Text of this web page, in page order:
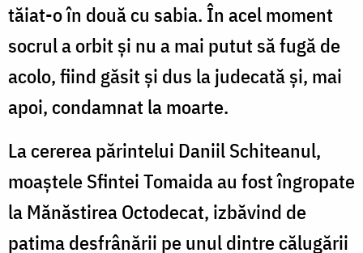
tăiat-o în două cu sabia. În acel moment
socrul a orbit și nu a mai putut să fugă de
acolo, fiind găsit și dus la judecată și, mai
apoi, condamnat la moarte.
La cererea părintelui Daniil Schiteanul,
moaștele Sfintei Tomaida au fost îngropate
la Mănăstirea Octodecat, izbăvind de
patima desfrânării pe unul dintre călugării